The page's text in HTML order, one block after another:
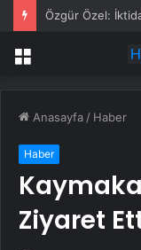
Menü
Anasayfa / Haber
Haber
Ziyaret